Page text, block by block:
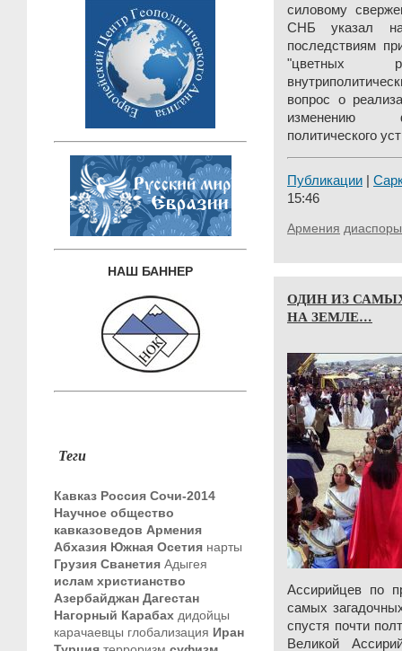
НАШ БАННЕР
Теги
Кавказ Россия Сочи-2014
Научное общество
кавказоведов Армения
Абхазия Южная Осетия нарты
Грузия Сванетия Адыгея
ислам христианство
Азербайджан Дагестан
Нагорный Карабах дидойцы
карачаевцы глобализация Иран
силовому
СНБ указал
последствиям
"цветных
вопрос о
изменению
политического
Публикации
15:46
Армения диаспоры
ОДИН ИЗ
НА ЗЕМЛЕ…
Ассирийцев по
самых
спустя почти
Великой